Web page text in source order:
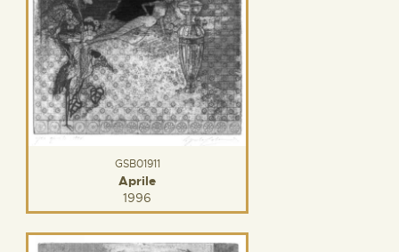
GSB01911
Aprile
1996